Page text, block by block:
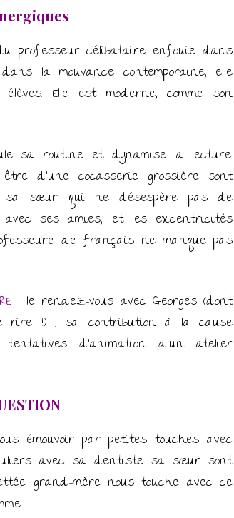
professeur célibataire enfouie dans
la mouvance contemporaine, elle
Elle est moderne, comme son
sa routine et dynamise la lecture.
d’une cocasserie grossière sont
sœur qui ne désespère pas de
ses amies, et les excentricités
de français ne manque pas
: le rendez-vous avec Georges (dont
rire !) ; sa contribution à la cause
d’animation d’un atelier
émouvoir par petites touches avec
avec sa dentiste sa sœur sont
grand-mère nous touche avec ce